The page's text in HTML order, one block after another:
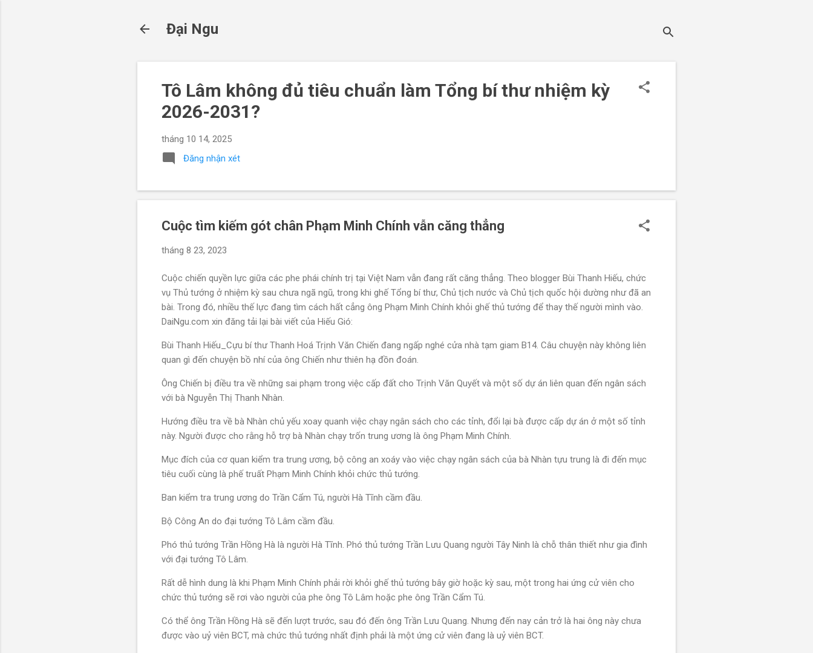
Đại Ngu
Tô Lâm không đủ tiêu chuẩn làm Tổng bí thư nhiệm kỳ
2026-2031?
tháng 10 14, 2025
Đăng nhận xét
Cuộc tìm kiếm gót chân Phạm Minh Chính vẫn căng thẳng
tháng 8 23, 2023
Cuộc chiến quyền lực giữa các phe phái chính trị tại Việt Nam vẫn đang rất căng thẳng. Theo blogger Bùi Thanh Hiếu, chức
vụ Thủ tướng ở nhiệm kỳ sau chưa ngã ngũ, trong khi ghế Tổng bí thư, Chủ tịch nước và Chủ tịch quốc hội dường như đã an
bài. Trong đó, nhiều thế lực đang tìm cách hất cẳng ông Phạm Minh Chính khỏi ghế thủ tướng để thay thế người mình vào.
DaiNgu.com xin đăng tải lại bài viết của Hiếu Gió:
Bùi Thanh Hiếu_Cựu bí thư Thanh Hoá Trịnh Văn Chiến đang ngấp nghé cửa nhà tạm giam B14. Câu chuyện này không liên
quan gì đến chuyện bồ nhí của ông Chiến như thiên hạ đồn đoán.
Ông Chiến bị điều tra về những sai phạm trong việc cấp đất cho Trịnh Văn Quyết và một số dự án liên quan đến ngân sách
với bà Nguyễn Thị Thanh Nhàn.
Hướng điều tra về bà Nhàn chủ yếu xoay quanh việc chạy ngân sách cho các tỉnh, đổi lại bà được cấp dự án ở một số tỉnh
này. Người được cho rằng hỗ trợ bà Nhàn chạy trốn trung ương là ông Phạm Minh Chính.
Mục đích của cơ quan kiểm tra trung ương, bộ công an xoáy vào việc chạy ngân sách của bà Nhàn tựu trung là đi đến mục
tiêu cuối cùng là phế truất Phạm Minh Chính khỏi chức thủ tướng.
Ban kiểm tra trung ương do Trần Cẩm Tú, người Hà Tĩnh cầm đầu.
Bộ Công An do đại tướng Tô Lâm cầm đầu.
Phó thủ tướng Trần Hồng Hà là người Hà Tĩnh. Phó thủ tướng Trần Lưu Quang người Tây Ninh là chỗ thân thiết như gia đình
với đại tướng Tô Lâm.
Rất dễ hình dung là khi Phạm Minh Chính phải rời khỏi ghế thủ tướng bây giờ hoặc kỳ sau, một trong hai ứng cử viên cho
chức thủ tướng sẽ rơi vào người của phe ông Tô Lâm hoặc phe ông Trần Cẩm Tú.
Có thể ông Trần Hồng Hà sẽ đến lượt trước, sau đó đến ông Trần Lưu Quang. Nhưng đến nay cản trở là hai ông này chưa
được vào uỷ viên BCT, mà chức thủ tướng nhất định phải là một ứng cử viên đang là uỷ viên BCT.